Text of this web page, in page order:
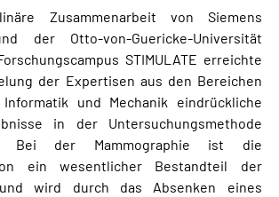
Zusammenarbeit von Siemens
der Otto-von-Guericke-Universität
STIMULATE erreichte
der Expertisen aus den Bereichen
Informatik und Mechanik eindrückliche
in der Untersuchungsmethode
Bei der Mammographie ist die
ein wesentlicher Bestandteil der
wird durch das Absenken eines